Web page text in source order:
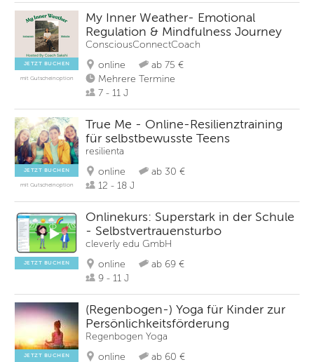
JETZT BUCHEN
mit Gutscheinoption
My Inner Weather- Emotional
Regulation & Mindfulness Journey
ConsciousConnectCoach
online
ab 75 €
Mehrere Termine
7 - 11 J
JETZT BUCHEN
mit Gutscheinoption
True Me - Online-Resilienztraining
für selbstbewusste Teens
resilienta
online
ab 30 €
12 - 18 J
JETZT BUCHEN
Onlinekurs: Superstark in der Schule
- Selbstvertrauensturbo
cleverly edu GmbH
online
ab 69 €
9 - 11 J
JETZT BUCHEN
(Regenbogen-) Yoga für Kinder zur
Persönlichkeitsförderung
Regenbogen Yoga
online
ab 60 €